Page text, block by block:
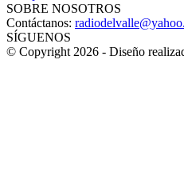
SOBRE NOSOTROS
Contáctanos:
SÍGUENOS
© Copyright 2026 - Diseño